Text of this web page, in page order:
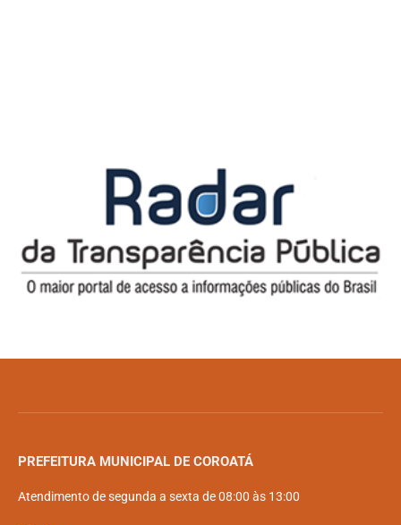
PREFEITURA MUNICIPAL DE COROATÁ
Atendimento de segunda a sexta de 08:00 às 13:00